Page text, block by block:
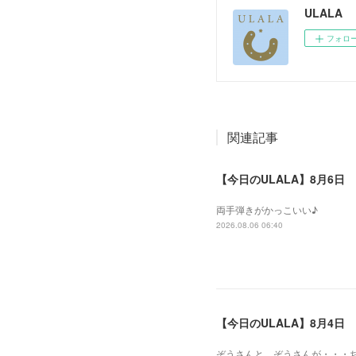
ULALA
フォロ
関連記事
【今日のULALA】8月6日
両手弾きがかっこいい♪
2026.08.06 06:40
【今日のULALA】8月4日
ぞうさんと、ぞうさんが・・・